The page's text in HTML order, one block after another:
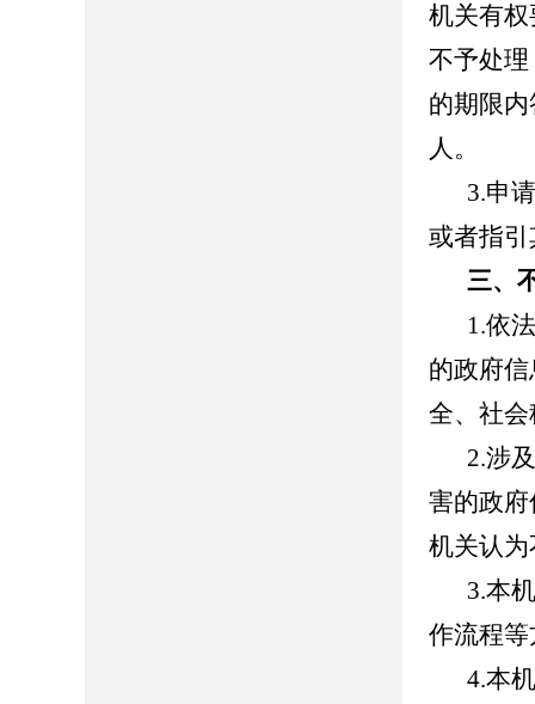
机关有
不予处
的期限
人。
3.申
或者指
三、
1.依
的政府
全、社
2.涉
害的政
机关认
3.本
作流程
4.本